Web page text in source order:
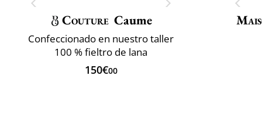
Couture Caume
Confeccionado en nuestro taller
100 % fieltro de lana
150€00